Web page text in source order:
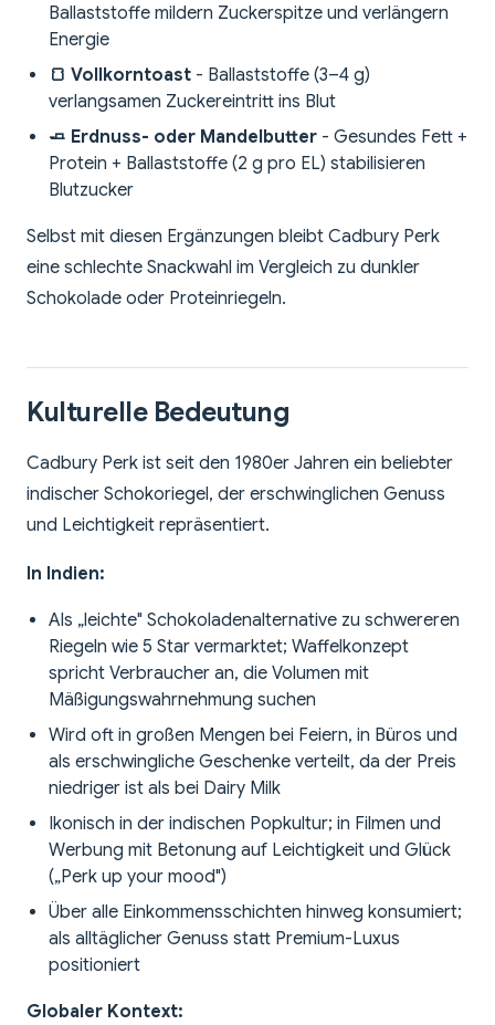
Ballaststoffe mildern Zuckerspitze und verlängern
Energie
🍞 Vollkorntoast - Ballaststoffe (3–4 g)
verlangsamen Zuckereintritt ins Blut
🧈 Erdnuss- oder Mandelbutter - Gesundes Fett +
Protein + Ballaststoffe (2 g pro EL) stabilisieren
Blutzucker
Selbst mit diesen Ergänzungen bleibt Cadbury Perk
eine schlechte Snackwahl im Vergleich zu dunkler
Schokolade oder Proteinriegeln.
Kulturelle Bedeutung
Cadbury Perk ist seit den 1980er Jahren ein beliebter
indischer Schokoriegel, der erschwinglichen Genuss
und Leichtigkeit repräsentiert.
In Indien:
Als „leichte" Schokoladenalternative zu schwereren
Riegeln wie 5 Star vermarktet; Waffelkonzept
spricht Verbraucher an, die Volumen mit
Mäßigungswahrnehmung suchen
Wird oft in großen Mengen bei Feiern, in Büros und
als erschwingliche Geschenke verteilt, da der Preis
niedriger ist als bei Dairy Milk
Ikonisch in der indischen Popkultur; in Filmen und
Werbung mit Betonung auf Leichtigkeit und Glück
(„Perk up your mood")
Über alle Einkommensschichten hinweg konsumiert;
als alltäglicher Genuss statt Premium-Luxus
positioniert
Globaler Kontext: